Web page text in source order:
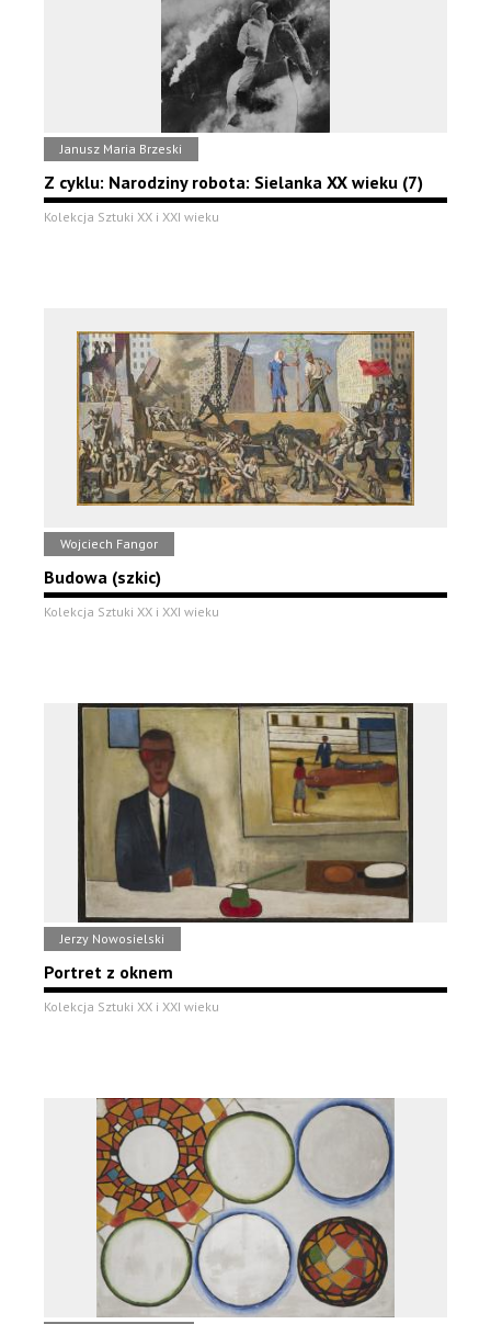
Janusz Maria Brzeski
Z cyklu: Narodziny robota: Sielanka XX wieku (7)
Kolekcja Sztuki XX i XXI wieku
Wojciech Fangor
Budowa (szkic)
Kolekcja Sztuki XX i XXI wieku
Jerzy Nowosielski
Portret z oknem
Kolekcja Sztuki XX i XXI wieku